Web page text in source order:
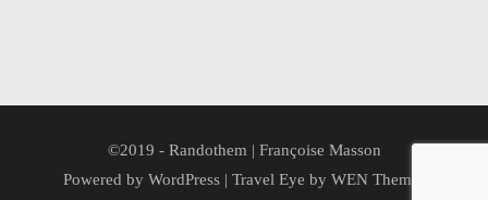
©2019 - Randothem | Françoise Masson
Powered by WordPress | Travel Eye by WEN Themes